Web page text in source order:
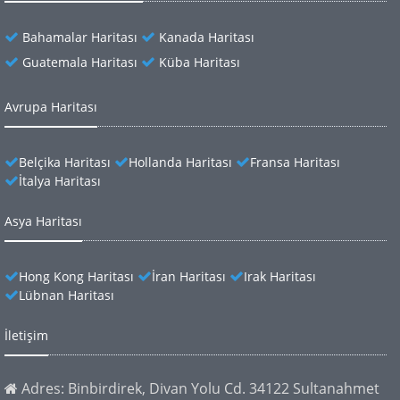
Bahamalar Haritası
Kanada Haritası
Guatemala Haritası
Küba Haritası
Avrupa Haritası
Belçika Haritası Hollanda Haritası
Fransa Haritası
İtalya Haritası
Asya Haritası
Hong Kong Haritası İran Haritası
Irak Haritası
Lübnan Haritası
İletişim
Adres: Binbirdirek, Divan Yolu Cd. 34122 Sultanahmet